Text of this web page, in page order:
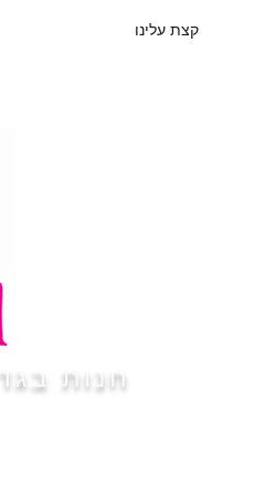
קצת עלינו
חנות